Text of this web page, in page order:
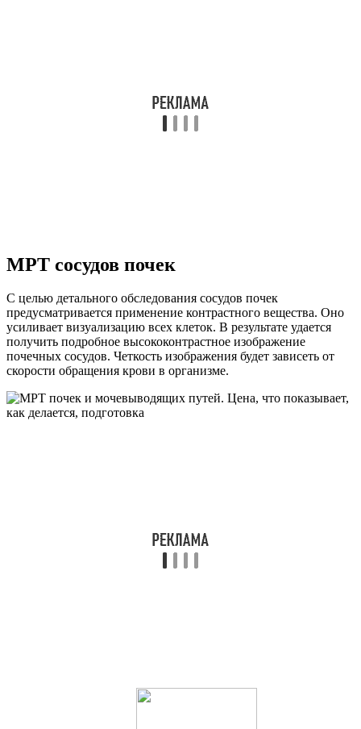
МРТ сосудов почек
С целью детального обследования сосудов почек
предусматривается применение контрастного вещества. Оно
усиливает визуализацию всех клеток. В результате удается
получить подробное высококонтрастное изображение
почечных сосудов. Четкость изображения будет зависеть от
скорости обращения крови в организме.